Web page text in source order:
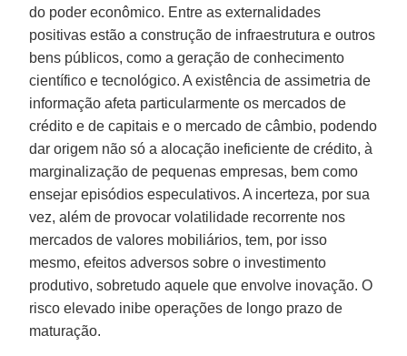
do poder econômico. Entre as externalidades
positivas estão a construção de infraestrutura e outros
bens públicos, como a geração de conhecimento
científico e tecnológico. A existência de assimetria de
informação afeta particularmente os mercados de
crédito e de capitais e o mercado de câmbio, podendo
dar origem não só a alocação ineficiente de crédito, à
marginalização de pequenas empresas, bem como
ensejar episódios especulativos. A incerteza, por sua
vez, além de provocar volatilidade recorrente nos
mercados de valores mobiliários, tem, por isso
mesmo, efeitos adversos sobre o investimento
produtivo, sobretudo aquele que envolve inovação. O
risco elevado inibe operações de longo prazo de
maturação.